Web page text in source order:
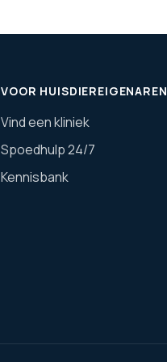
VOOR HUISDIEREIGENAREN
Vind een kliniek
Spoedhulp 24/7
Kennisbank